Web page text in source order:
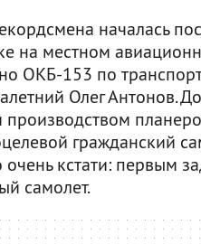
началась
на местном
ОКБ-153 по
Олег Антонов.
гражданский
кстати: первым
самолет.